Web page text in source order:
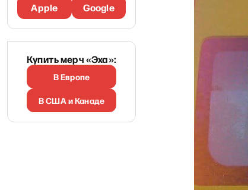
Apple
Google
Купить мерч «Эха»:
В Европе
В США и Канаде